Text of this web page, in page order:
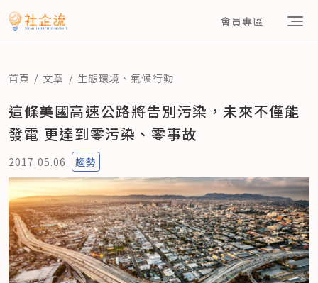
會員專區
首頁 文章 生態環境 、 氣候行動
這條美國高速公路將告別污染，未來不僅能
發電 更達到零污染、零事故
2017.05.06 趨勢